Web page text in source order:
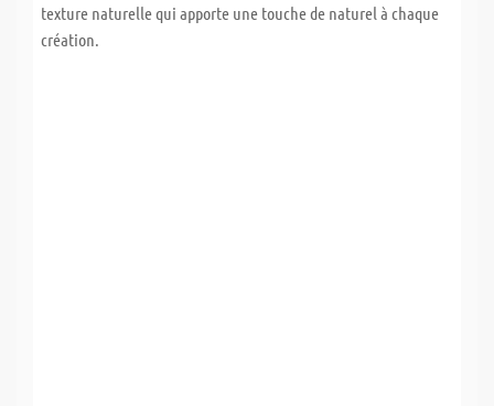
texture naturelle qui apporte une touche de naturel à chaque
création.